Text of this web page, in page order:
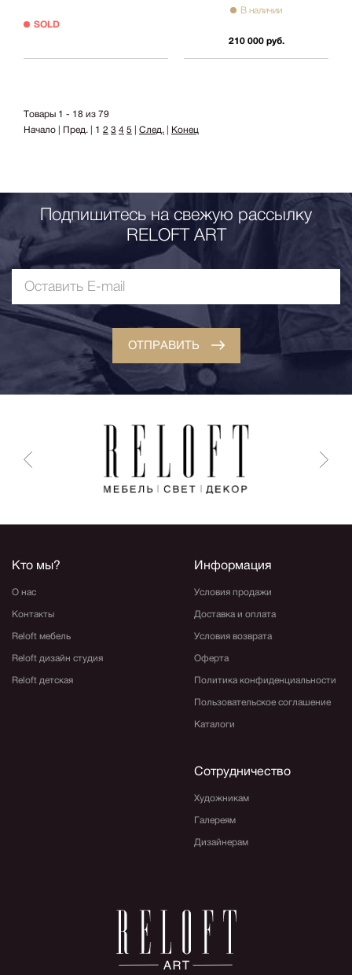
SOLD
В наличии
210 000 руб.
Товары 1 - 18 из 79
Начало | Пред. | 1 2 3 4 5 | След. | Конец
Подпишитесь на свежую рассылку
RELOFT ART
ОТПРАВИТЬ
Кто мы?
О нас
Контакты
Reloft мебель
Reloft дизайн студия
Reloft детская
Информация
Условия продажи
Доставка и оплата
Условия возврата
Оферта
Политика конфиденциальности
Пользовательское соглашение
Каталоги
Сотрудничество
Художникам
Галереям
Дизайнерам